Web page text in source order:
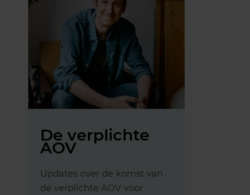
De verplichte
AOV
Updates over de komst van
de verplichte AOV voor